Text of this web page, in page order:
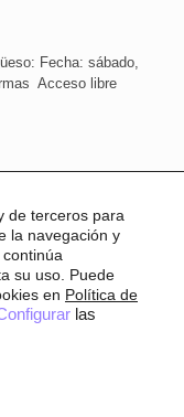
Fecha: sábado,
Acceso libre
de terceros para
la navegación y
su uso. Puede
en Política de
las